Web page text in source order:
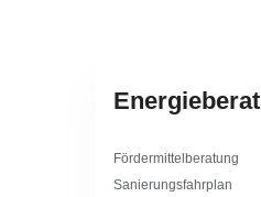
Fördermittelberatung
Sanierungsfahrplan